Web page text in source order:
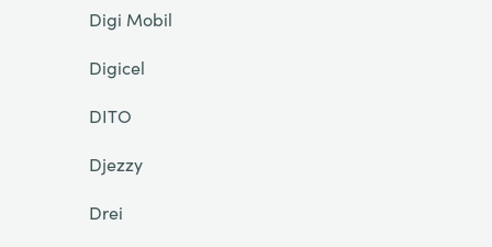
Digi Mobil
Digicel
DITO
Djezzy
Drei